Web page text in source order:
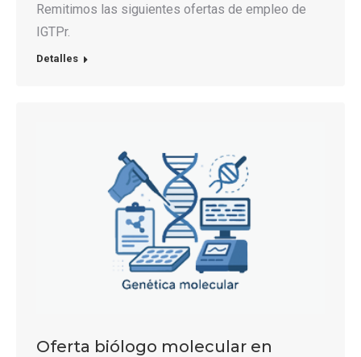
Remitimos las siguientes ofertas de empleo de
IGTPr.
Detalles
Oferta biólogo molecular en